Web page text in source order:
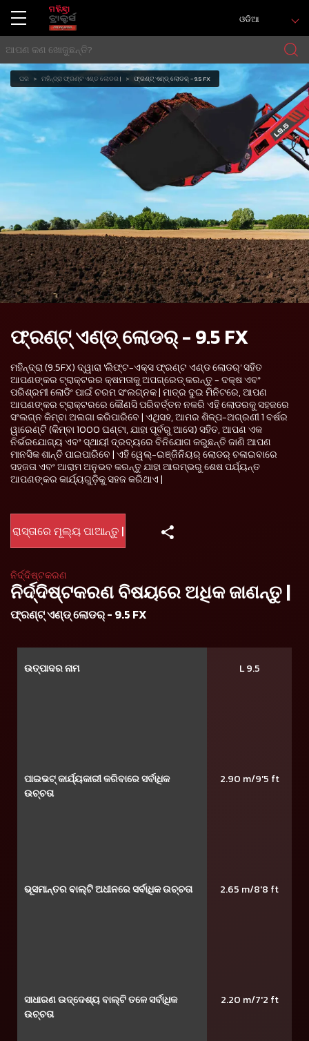
ଓଡିଆ
ଘର ମହିନ୍ଦ୍ରା ଫ୍ରଣ୍ଟ ଏଣ୍ଡ ଲୋଡର | ଫ୍ରଣ୍ଟ୍ ଏଣ୍ଡ୍ ଲୋଡର୍ - 9.5 FX
ଫ୍ରଣ୍ଟ୍ ଏଣ୍ଡ୍ ଲୋଡର୍ - 9.5 FX
ମହିନ୍ଦ୍ରା (9.5FX) ଦ୍ୱାରା 'ଲିଫ୍ଟ-ଏକ୍ସ ଫ୍ରଣ୍ଟ ଏଣ୍ଡ ଲୋଡର୍' ସହିତ
ଆପଣଙ୍କର ଟ୍ରାକ୍ଟରର କ୍ଷମତାକୁ ଅପଗ୍ରେଡ୍ କରନ୍ତୁ - ଦକ୍ଷ ଏବଂ
ପରିଶ୍ରମୀ ଲୋଡିଂ ପାଇଁ ଚରମ ସଂଲଗ୍ନକ | ମାତ୍ର ଦୁଇ ମିନିଟରେ, ଆପଣ
ଆପଣଙ୍କର ଟ୍ରାକ୍ଟରରେ କୌଣସି ପରିବର୍ତ୍ତନ ନକରି ଏହି ଲୋଡରକୁ ସହଜରେ
ସଂଲଗ୍ନ କିମ୍ବା ଅଲଗା କରିପାରିବେ | ଏଥିସହ, ଆମର ଶିଳ୍ପ-ଅଗ୍ରଣୀ 1 ବର୍ଷର
ୱାରେଣ୍ଟି (କିମ୍ବା 1000 ଘଣ୍ଟା, ଯାହା ପୂର୍ବରୁ ଆସେ) ସହିତ, ଆପଣ ଏକ
ନିର୍ଭରଯୋଗ୍ୟ ଏବଂ ସ୍ଥାୟୀ ଦ୍ରବ୍ୟରେ ବିନିଯୋଗ କରୁଛନ୍ତି ଜାଣି ଆପଣ
ମାନସିକ ଶାନ୍ତି ପାଇପାରିବେ | ଏହି ୱେଲ୍-ଇଞ୍ଜିନିୟର୍ ଲୋଡର୍ ଚଳାଇବାରେ
ସହଜତା ଏବଂ ଆରାମ ଅନୁଭବ କରନ୍ତୁ ଯାହା ଆରମ୍ଭରୁ ଶେଷ ପର୍ଯ୍ୟନ୍ତ
ଆପଣଙ୍କର କାର୍ଯ୍ୟଗୁଡ଼ିକୁ ସହଜ କରିଥାଏ |
ରାସ୍ତାରେ ମୂଲ୍ୟ ପାଆନ୍ତୁ |
ନିର୍ଦ୍ଦିଷ୍ଟକରଣ
ନିର୍ଦ୍ଦିଷ୍ଟକରଣ ବିଷୟରେ ଅଧିକ ଜାଣନ୍ତୁ |
ଫ୍ରଣ୍ଟ୍ ଏଣ୍ଡ୍ ଲୋଡର୍ - 9.5 FX
ଉତ୍ପାଦର ନାମ
ପାଇଭଟ୍ କାର୍ଯ୍ୟକାରୀ କରିବାରେ ସର୍ବାଧିକ
ଉଚ୍ଚତା
ଭୂସମାନ୍ତର ବାଲ୍ଟି ଅଧୀନରେ ସର୍ବାଧିକ ଉଚ୍ଚତା
ସାଧାରଣ ଉଦ୍ଦେଶ୍ୟ ବାଲ୍ଟି ତଳେ ସର୍ବାଧିକ
ଉଚ୍ଚତା
L 9.5
2.90 m/9'5 ft
2.65 m/8'8 ft
2.20 m/7'2 ft